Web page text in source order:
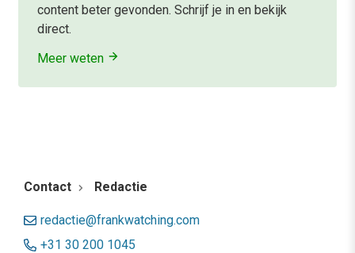
content beter gevonden. Schrijf je in en bekijk
direct.
Meer weten
Contact Redactie
redactie@frankwatching.com
+31 30 200 1045